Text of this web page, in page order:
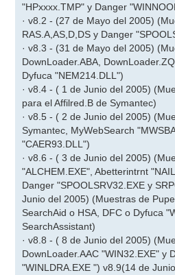
"HPxxxx.TMP" y Danger
· v8.2 - (27 de Mayo del 2005)
RAS.A,AS,D,DS y Danger
· v8.3 - (31 de Mayo del 2005)
DownLoader.ABA,
Dyfuca "NEM214.DLL")
· v8.4 - ( 1 de Junio del 2005)
para el Affilred.B de Symantec)
· v8.5 - ( 2 de Junio del 2005)
Symantec, MyWebSearch
"CAER93.DLL")
· v8.6 - ( 3 de Junio del 2005)
"ALCHEM.EXE", Abetterintrnt
Danger "SPOOLSRV32.EXE y
Junio del 2005) (Muestras de
SearchAid o HSA, DFC o Dyfuca
SearchAssistant)
· v8.8 - ( 8 de Junio del 2005)
DownLoader.AAC "WIN32.EXE" y
"WINLDRA.EXE ") v8.9(14 de